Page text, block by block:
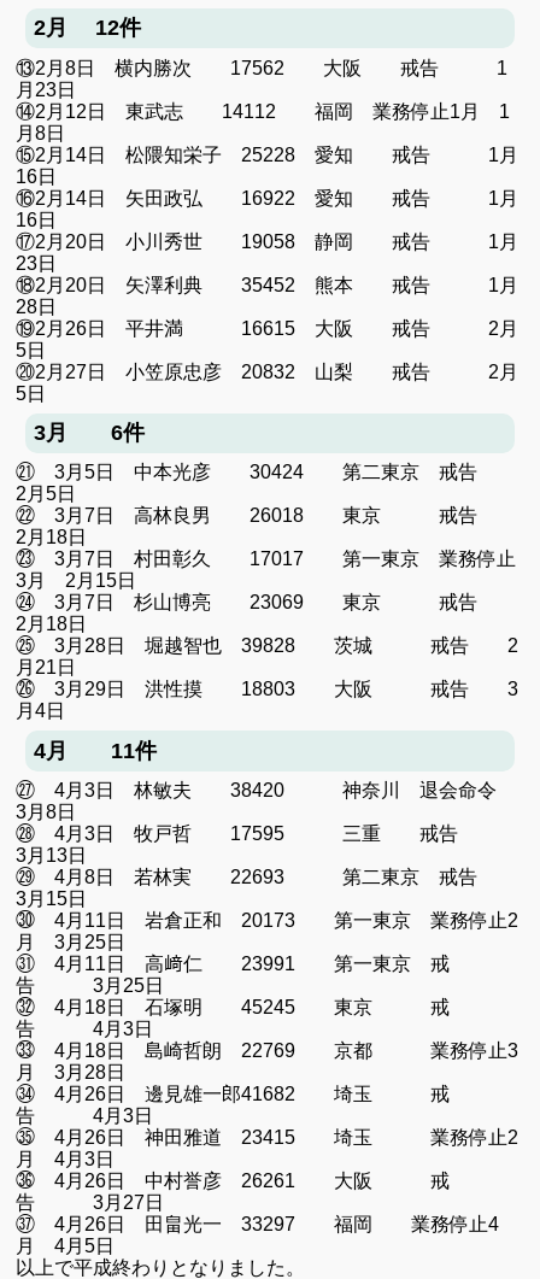
2月 12件
⑬2月8日 横内勝次 17562 大阪 戒告 1
月23日
⑭2月12日 東武志 14112 福岡 業務停止1月 1
月8日
⑮2月14日 松隈知栄子 25228 愛知 戒告 1月
16日
⑯2月14日 矢田政弘 16922 愛知 戒告 1月
16日
⑰2月20日 小川秀世 19058 静岡 戒告 1月
23日
⑱2月20日 矢澤利典 35452 熊本 戒告 1月
28日
⑲2月26日 平井満 16615 大阪 戒告 2月
5日
⑳2月27日 小笠原忠彦 20832 山梨 戒告 2月
5日
3月 6件
㉑ 3月5日 中本光彦 30424 第二東京 戒告
2月5日
㉒ 3月7日 高林良男 26018 東京 戒告
2月18日
㉓ 3月7日 村田彰久 17017 第一東京 業務停止
3月 2月15日
㉔ 3月7日 杉山博亮 23069 東京 戒告
2月18日
㉕ 3月28日 堀越智也 39828 茨城 戒告 2
月21日
㉖ 3月29日 洪性摸 18803 大阪 戒告 3
月4日
4月 11件
㉗ 4月3日 林敏夫 38420 神奈川 退会命令
3月8日
㉘ 4月3日 牧戸哲 17595 三重 戒告
3月13日
㉙ 4月8日 若林実 22693 第二東京 戒告
3月15日
㉚ 4月11日 岩倉正和 20173 第一東京 業務停止2
月 3月25日
㉛ 4月11日 高﨑仁 23991 第一東京 戒
告 3月25日
㉜ 4月18日 石塚明 45245 東京 戒
告 4月3日
㉝ 4月18日 島崎哲朗 22769 京都 業務停止3
月 3月28日
㉞ 4月26日 邊見雄一郎41682 埼玉 戒
告 4月3日
㉟ 4月26日 神田雅道 23415 埼玉 業務停止2
月 4月3日
㊱ 4月26日 中村誉彦 26261 大阪 戒
告 3月27日
㊲ 4月26日 田畠光一 33297 福岡 業務停止4
月 4月5日
以上で平成終わりとなりました。